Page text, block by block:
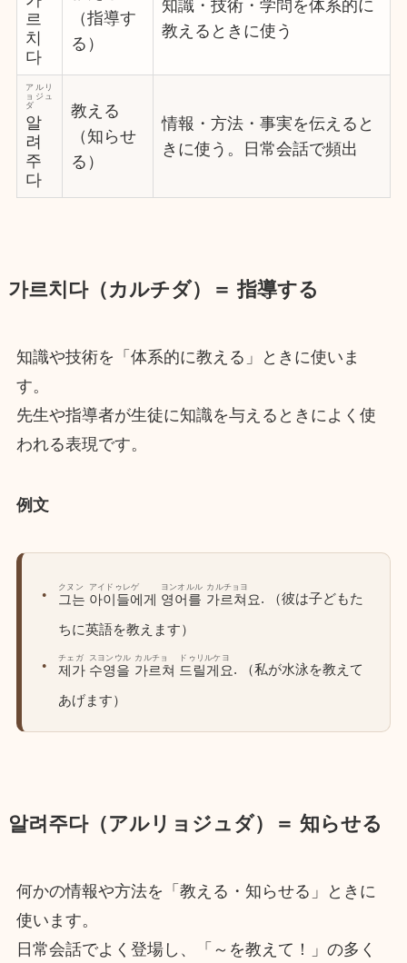
르
치
다
（指導す
る）
知識・技術・学問を体系的に
教えるときに使う
알
려
주
다
アルリ
ョジュ
ダ
教える
（知らせ
る）
情報・方法・事実を伝えると
きに使う。日常会話で頻出
가르치다（カルチダ）＝ 指導する
知識や技術を「体系的に教える」ときに使いま
す。
先生や指導者が生徒に知識を与えるときによく使
われる表現です。
例文
그는
クヌン
아이들에게
アイドゥレゲ
영어를
ヨンオルル
가르쳐요
カルチョヨ
. （彼は子どもた
ちに英語を教えます）
제가
チェガ
수영을
スヨンウル
가르쳐
カルチョ
드릴게요
ドゥリルケヨ
. （私が水泳を教えて
あげます）
알려주다（アルリョジュダ）＝ 知らせる
何かの情報や方法を「教える・知らせる」ときに
使います。
日常会話でよく登場し、「～を教えて！」の多く